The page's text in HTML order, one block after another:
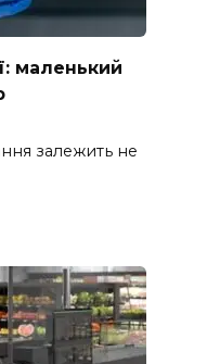
маленький
залежить не